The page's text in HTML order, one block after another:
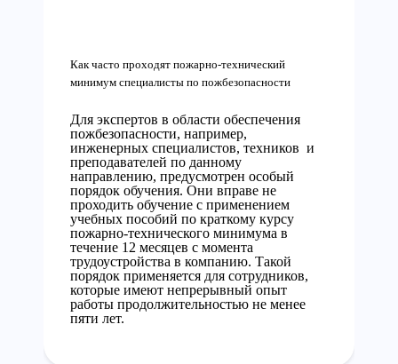
Как часто проходят пожарно-технический
минимум специалисты по пожбезопасности
Для экспертов в области обеспечения
пожбезопасности, например,
инженерных специалистов, техников и
преподавателей по данному
направлению, предусмотрен особый
порядок обучения. Они вправе не
проходить обучение с применением
учебных пособий по краткому курсу
пожарно-технического минимума в
течение 12 месяцев с момента
трудоустройства в компанию. Такой
порядок применяется для сотрудников,
которые имеют непрерывный опыт
работы продолжительностью не менее
пяти лет.